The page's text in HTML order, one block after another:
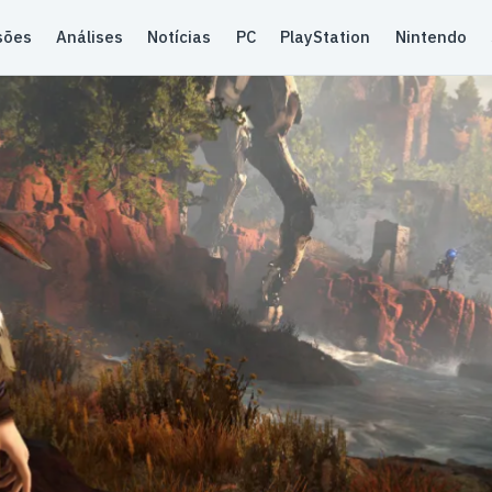
Análises Notícias PC PlayStation Nintendo